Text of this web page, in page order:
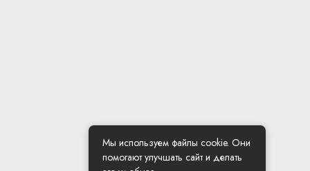
Мы используем файлы cookie. Они
помогают улучшать сайт и делать